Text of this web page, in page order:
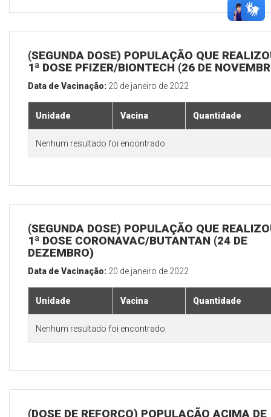
(SEGUNDA DOSE) POPULAÇÃO QUE
1ª DOSE PFIZER/BIONTECH (26 DE
Data de Vacinação: 20 de janeiro de 2022
Unidade Vacina Quantidade
Nenhum resultado foi encontrado.
(SEGUNDA DOSE) POPULAÇÃO QUE
1ª DOSE CORONAVAC/BUTANTAN (24 DE
DEZEMBRO)
Data de Vacinação: 20 de janeiro de 2022
Unidade Vacina Quantidade
Nenhum resultado foi encontrado.
(DOSE DE REFORÇO) POPULAÇÃO ACIMA DE